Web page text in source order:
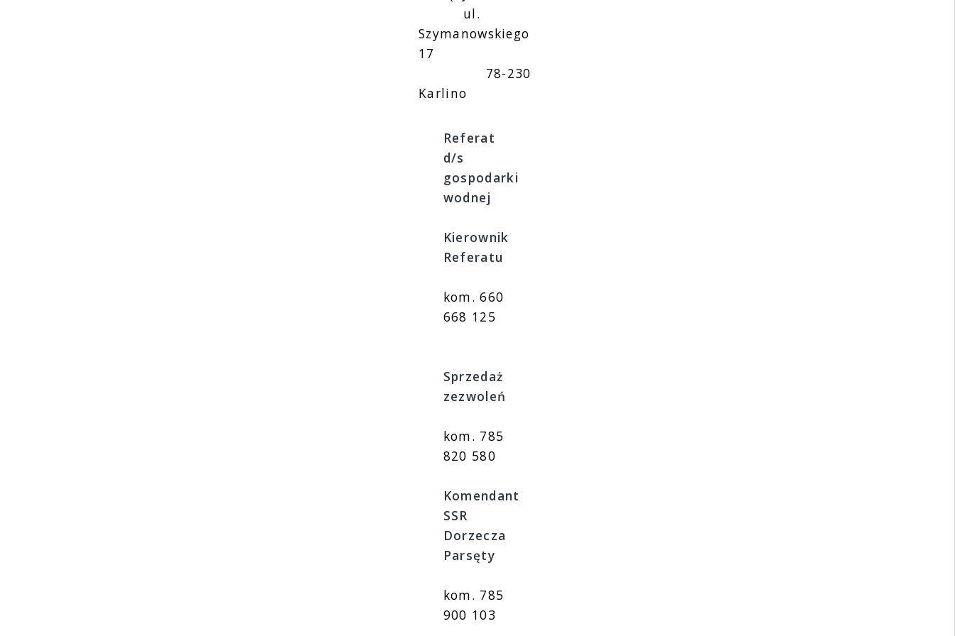
ul.
Szymanowskiego
17
78-230
Karlino
Referat
d/s
gospodarki
wodnej
Kierownik
Referatu
kom. 660
668 125
Sprzedaż
zezwoleń
kom. 785
820 580
Komendant
SSR
Dorzecza
Parsęty
kom. 785
900 103